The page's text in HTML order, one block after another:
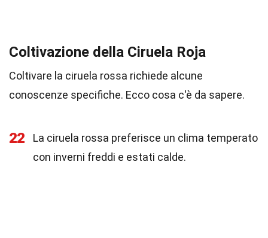
Coltivazione della Ciruela Roja
Coltivare la ciruela rossa richiede alcune
conoscenze specifiche. Ecco cosa c'è da sapere.
22
La ciruela rossa preferisce un clima temperato
con inverni freddi e estati calde.